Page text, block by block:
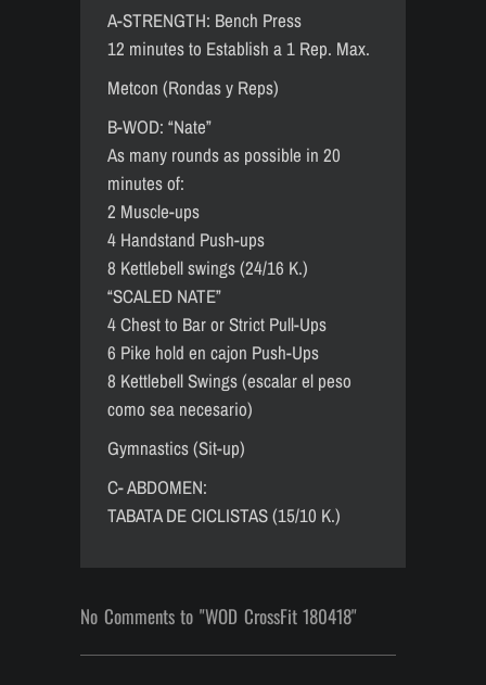
A-STRENGTH: Bench Press
12 minutes to Establish a 1 Rep. Max.
Metcon (Rondas y Reps)
B-WOD: “Nate”
As many rounds as possible in 20
minutes of:
2 Muscle-ups
4 Handstand Push-ups
8 Kettlebell swings (24/16 K.)
“SCALED NATE”
4 Chest to Bar or Strict Pull-Ups
6 Pike hold en cajon Push-Ups
8 Kettlebell Swings (escalar el peso
como sea necesario)
Gymnastics (Sit-up)
C- ABDOMEN:
TABATA DE CICLISTAS (15/10 K.)
No Comments to "WOD CrossFit 180418"